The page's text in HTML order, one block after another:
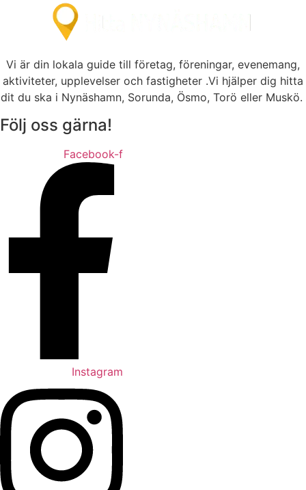
Vi är din lokala guide till företag, föreningar, evenemang,
aktiviteter, upplevelser och fastigheter .Vi hjälper dig hitta
dit du ska i Nynäshamn, Sorunda, Ösmo, Torö eller Muskö.
Följ oss gärna!
Facebook-f
Instagram